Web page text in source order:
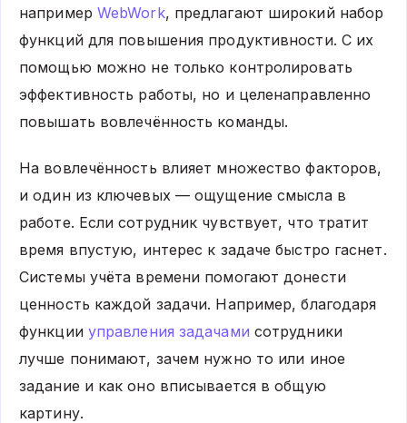
например WebWork, предлагают широкий набор
функций для повышения продуктивности. С их
помощью можно не только контролировать
эффективность работы, но и целенаправленно
повышать вовлечённость команды.
На вовлечённость влияет множество факторов,
и один из ключевых — ощущение смысла в
работе. Если сотрудник чувствует, что тратит
время впустую, интерес к задаче быстро гаснет.
Системы учёта времени помогают донести
ценность каждой задачи. Например, благодаря
функции управления задачами сотрудники
лучше понимают, зачем нужно то или иное
задание и как оно вписывается в общую
картину.